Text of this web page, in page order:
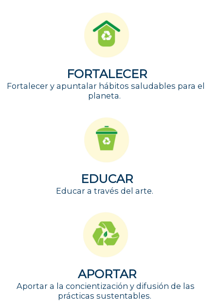
FORTALECER
Fortalecer y apuntalar hábitos saludables para el
planeta.
EDUCAR
Educar a través del arte.
APORTAR
Aportar a la concientización y difusión de las
prácticas sustentables.